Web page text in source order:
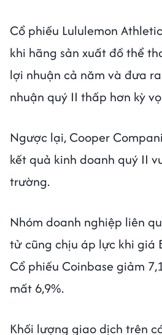
Cổ phiếu Lululemon
khi hãng sản xuất đồ thể
lợi nhuận cả năm và đưa
nhuận quý II thấp hơn kỳ
Ngược lại, Cooper
kết quả kinh doanh quý II
trường.
Nhóm doanh nghiệp liên
tử cũng chịu áp lực khi giá
Cổ phiếu Coinbase giảm
mất 6,9%.
Khối lượng giao dịch trên